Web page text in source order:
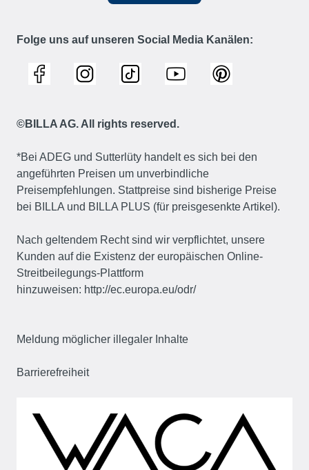
Folge uns auf unseren Social Media Kanälen:
©BILLA AG. All rights reserved.
*Bei ADEG und Sutterlüty handelt es sich bei den
angeführten Preisen um unverbindliche
Preisempfehlungen. Stattpreise sind bisherige Preise
bei BILLA und BILLA PLUS (für preisgesenkte Artikel).
Nach geltendem Recht sind wir verpflichtet, unsere
Kunden auf die Existenz der europäischen Online-
Streitbeilegungs-Plattform
hinzuweisen: http://ec.europa.eu/odr/
Meldung möglicher illegaler Inhalte
Barrierefreiheit